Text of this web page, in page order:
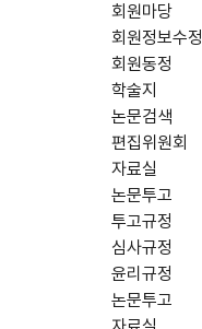
회원마당
회원정보수정
회원동정
학술지
논문검색
편집위원회
자료실
논문투고
투고규정
심사규정
윤리규정
논문투고